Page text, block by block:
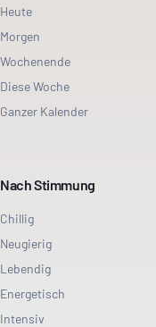
Heute
Morgen
Wochenende
Diese Woche
Ganzer Kalender
Nach Stimmung
Chillig
Neugierig
Lebendig
Energetisch
Intensiv